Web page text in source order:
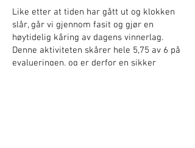
Like etter at tiden har gått ut og klokken
slår, går vi gjennom fasit og gjør en
høytidelig kåring av dagens vinnerlag.
Denne aktiviteten skårer hele 5,75 av 6 på
evalueringen, og er derfor en sikker